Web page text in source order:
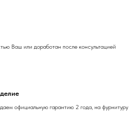
Ваш или доработан после консультацией
официальную гарантию 2 года, на фурнитуру